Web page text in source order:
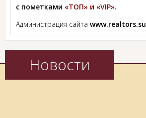
с пометками «ТОП» и «VIP».
Администрация сайта www.realtors.su
Новости